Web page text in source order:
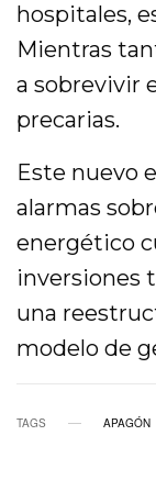
hospitales,
Mientras
a sobrevivir
precarias.
Este nuevo
alarmas
energético
inversiones
una
modelo de
TAGS APAGÓN